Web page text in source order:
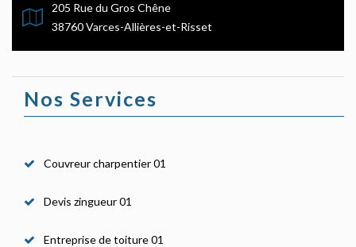
205 Rue du Gros Chêne
38760 Varces-Allières-et-Risset
Nos Services
Couvreur charpentier 01
Devis zingueur 01
Entreprise de toiture 01